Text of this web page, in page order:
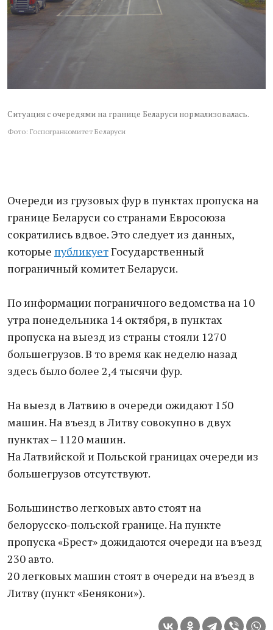
Ситуация с очередями на границе Беларуси нормализовалась.
Фото: Госпогранкомитет Беларуси
Очереди из грузовых фур в пунктах пропуска на
границе Беларуси со странами Евросоюза
сократились вдвое. Это следует из данных,
которые публикуетГосударственный
пограничный комитет Беларуси.
По информации пограничного ведомства на 10
утра понедельника 14 октября, в пунктах
пропуска на выезд из страны стояли 1270
большегрузов. В то время как неделю назад
здесь было более 2,4 тысячи фур.
На выезд в Латвию в очереди ожидают 150
машин. На въезд в Литву совокупно в двух
пунктах – 1120 машин.
На Латвийской и Польской границах очереди из
большегрузов отсутствуют.
Большинство легковых авто стоят на
белорусско-польской границе. На пункте
пропуска «Брест» дожидаются очереди на въезд
230 авто.
20 легковых машин стоят в очереди на въезд в
Литву (пункт «Бенякони»).